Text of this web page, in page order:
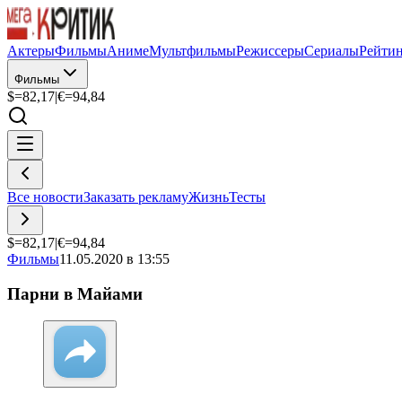
АктерыФильмыАнимеМультфильмыРежиссерыСериалы
Фильмы
$=82,17|€=94,84
Все новостиЗаказать рекламуЖизньТесты
$=82,17|€=94,84
Фильмы11.05.2020 в 13:55
Парни в Майами